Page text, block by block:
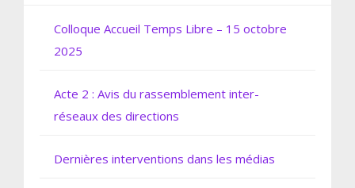
Colloque Accueil Temps Libre – 15 octobre
2025
Acte 2 : Avis du rassemblement inter-
réseaux des directions
Dernières interventions dans les médias